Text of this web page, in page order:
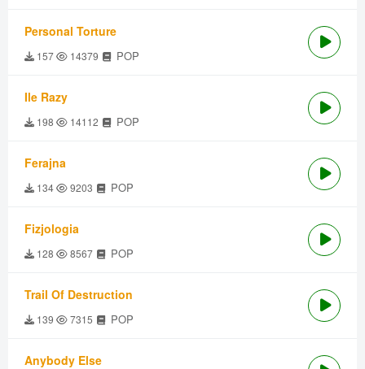
Personal Torture
157 14379 POP
Ile Razy
198 14112 POP
Ferajna
134 9203 POP
Fizjologia
128 8567 POP
Trail Of Destruction
139 7315 POP
Anybody Else